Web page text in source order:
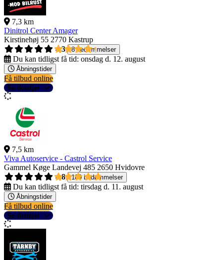
7,3 km
Dinitrol Center Amager
Kirstinehøj 55 2770 Kastrup
4,3
8 bedømmelser
Du kan tidligst få tid: onsdag d. 12. august
Åbningstider
Få tilbud online
Se detaljer
7,5 km
Viva Autoservice - Castrol Service
Gammel Køge Landevej 485 2650 Hvidovre
4,8
189 bedømmelser
Du kan tidligst få tid: tirsdag d. 11. august
Åbningstider
Få tilbud online
Se detaljer